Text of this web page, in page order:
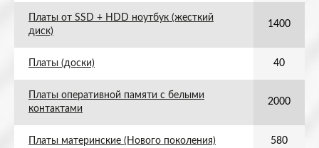
Платы от SSD + HDD ноутбук (жесткий
диск)
1400
Платы (доски) 40
Платы оперативной памяти с белыми
контактами
2000
Платы материнские (Нового поколения) 580